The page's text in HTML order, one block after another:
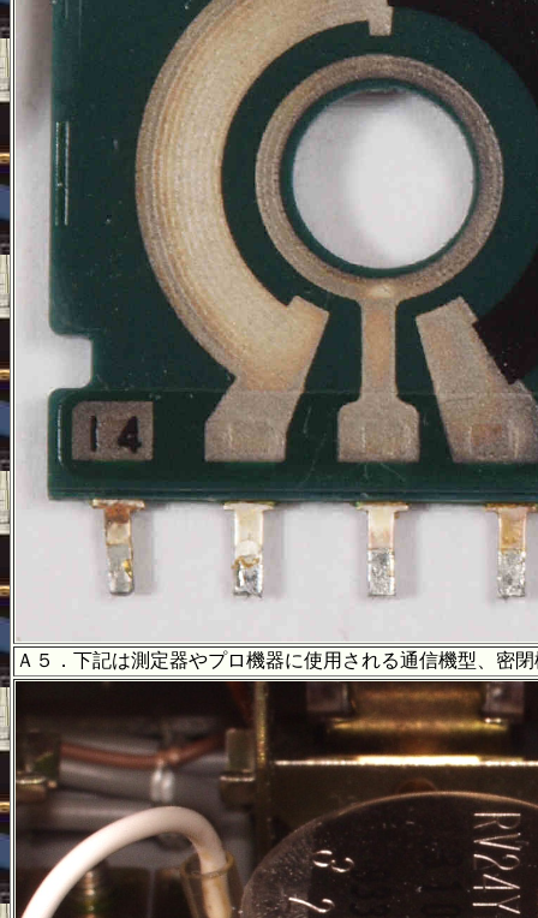
Ａ５．下記は測定器やプロ機器に使用される通信機型、密